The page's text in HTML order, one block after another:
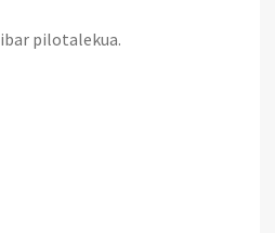
pilotalekua.